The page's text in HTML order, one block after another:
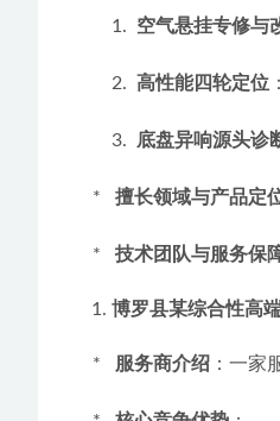
        1.
空气悬挂专修与
        2.
高性能四轮定位
        3.
底盘异响源头诊
    *
擅长领域与产品定
    *
技术团队与服务保
博罗县某综合性高
    *
服务商介绍 ：一家